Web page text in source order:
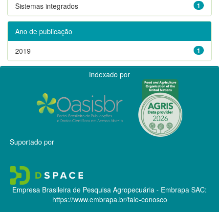
1
Sistemas integrados
Ano de publicação
1
2019
Indexado por
Suportado por
Empresa Brasileira de Pesquisa Agropecuária - Embrapa SAC:
https://www.embrapa.br/fale-conosco